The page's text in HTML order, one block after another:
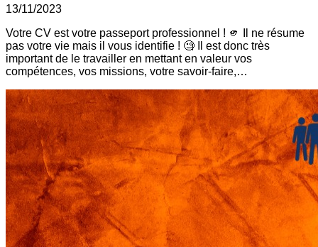
13/11/2023
Votre CV est votre passeport professionnel ! 🫵 Il ne résume
pas votre vie mais il vous identifie ! 🧐 Il est donc très
important de le travailler en mettant en valeur vos
compétences, vos missions, votre savoir-faire,…